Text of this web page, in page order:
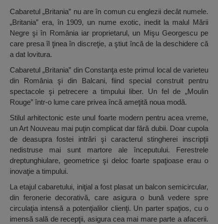
Cabaretul „Britania” nu are în comun cu englezii decât numele.
„Britania” era, în 1909, un nume exotic, inedit la malul Mării
Negre şi în România iar proprietarul, un Mişu Georgescu pe
care presa îl ţinea în discreţie, a ştiut încă de la deschidere că
a dat lovitura.
Cabaretul „Britania” din Constanţa este primul local de varieteu
din România şi din Balcani, fiind special construit pentru
spectacole şi petrecere a timpului liber. Un fel de „Moulin
Rouge” într-o lume care privea încă ameţită noua modă.
Stilul arhitectonic este unul foarte modern pentru acea vreme,
un Art Nouveau mai puţin complicat dar fără dubii. Doar cupola
de deasupra fostei intrări şi caracterul stingherei inscripţii
nedistruse mai sunt martore ale începutului. Ferestrele
dreptunghiulare, geometrice şi deloc foarte spaţioase erau o
inovaţie a timpului.
La etajul cabaretului, iniţial a fost plasat un balcon semicircular,
din feronerie decorativă, care asigura o bună vedere spre
circulaţia intensă a potenţialilor clienţi. Un parter spaţios, cu o
imensă sală de recepţii, asigura cea mai mare parte a afacerii.